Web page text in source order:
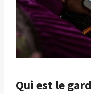
Qui est le